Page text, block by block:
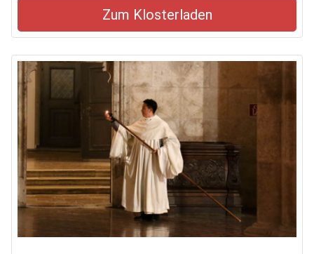
Zum Klosterladen